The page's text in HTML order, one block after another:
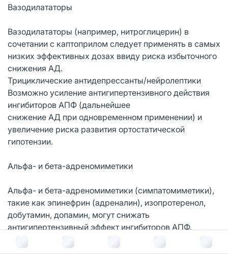
Вазодилататоры
Вазодилататоры (например, нитроглицерин) в
сочетании с каптоприлом следует применять в самых
низких эффективных дозах ввиду риска избыточного
снижения АД.
Трициклические антидепрессанты/нейролептики
Возможно усиление антигипертензивного действия
ингибиторов АПФ (дальнейшее
снижение АД при одновременном применении) и
увеличение риска развития ортостатической
гипотензии.
Альфа- и бета-адреномиметики
Альфа- и бета-адреномиметики (симпатомиметики),
такие как эпинефрин (адреналин), изопротеренол,
добутамин, допамин, могут снижать
антигипертензивный эффект ингибиторов АПФ.
Препараты лития